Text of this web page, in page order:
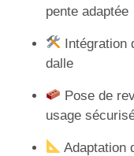
pente adaptée
Intégration
dalle
Pose de
usage
Adaptation